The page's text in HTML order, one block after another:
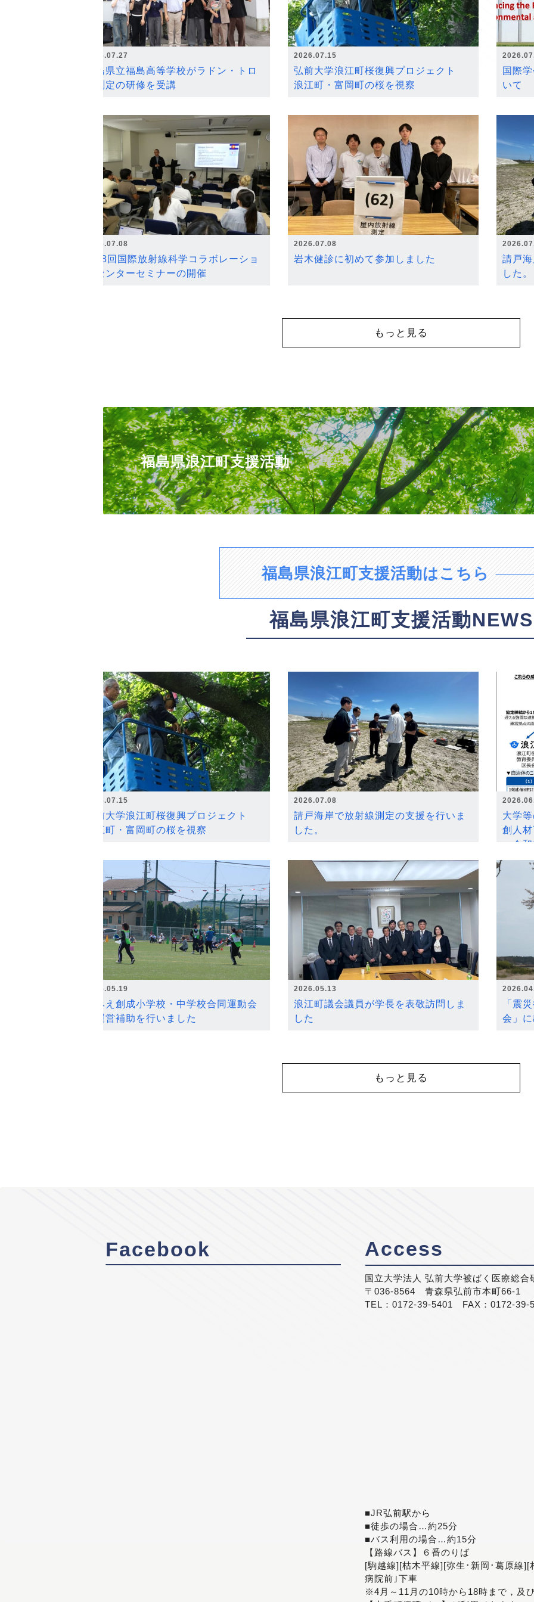
2026.07.27
福島県立福島高等学校がラドン・トロ
ン測定の研修を受講
2026.07.15
弘前大学浪江町桜復興プロジェクト
浪江町・富岡町の桜を視察
国際
いて
2026.07.08
第18回国際放射線科学コラボレーショ
ンセンターセミナーの開催
2026.07.08
岩木健診に初めて参加しました
請戸
した。
もっと見る
福島県浪江町支援活動
福島県浪江町支援活動はこちら
福島県浪江町支援活動NEWS
2026.07.15
弘前大学浪江町桜復興プロジェクト
浪江町・富岡町の桜を視察
2026.07.08
請戸海岸で放射線測定の支援を行いま
した。
大学
創人
～令
2026.05.19
なみえ創成小学校・中学校合同運動会
の運営補助を行いました
2026.05.13
浪江町議会議員が学長を表敬訪問しま
した
「震
会」
もっと見る
Facebook Access
国立大学法人 弘前大学被ばく医療総合
〒036-8564 青森県弘前市本町66-1
TEL：0172-39-5401 FAX：0172-39-
■JR弘前駅から
■徒歩の場合…約25分
■バス利用の場合…約15分
【路線バス】６番のりば
[駒越線][枯木平線][弥生･新岡･葛原線
病院前｣下車
※4月～11月の10時から18時まで，及